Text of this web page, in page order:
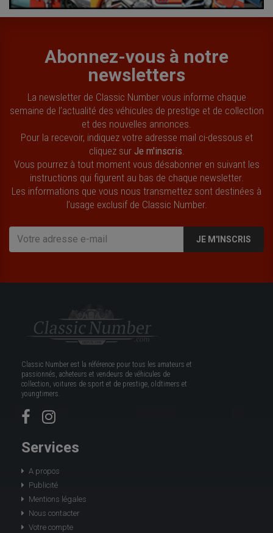
Abonnez-vous à notre
newsletters
La newsletter de Classic Number vous informe chaque
semaine de l’actualité des véhicules de prestige et de collection
et des nouvelles annonces.
Pour la recevoir, indiquez votre adresse mail ci-dessous et
cliquez sur Je m'inscris.
Vous pourrez à tout moment vous désabonner en suivant les
instructions qui figurent au bas de chaque newsletter.
Les informations que vous nous transmettez sont destinées à
l’usage exclusif de Classic Number.
JE M'INSCRIS
Classic Number est la référence pour tous les amateurs et
passionnés, acheteurs et vendeurs de véhicules de
collection, voitures de sport et de prestige, oldtimers et
youngtimers.
Services
A propos
Publicité
Mentions légales
Nous contacter
Votre compte